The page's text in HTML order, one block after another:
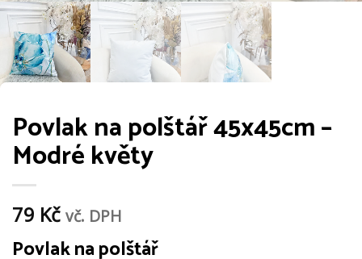
Povlak na polštář 45x45cm –
Modré květy
79 Kč vč. DPH
Povlak na polštář